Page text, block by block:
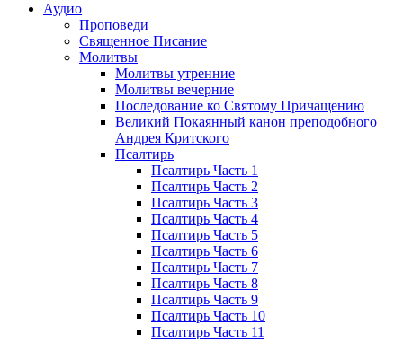
Аудио
Проповеди
Священное Писание
Молитвы
Молитвы утренние
Молитвы вечерние
Последование ко Святому Причащению
Великий Покаянный канон преподобного
Андрея Критского
Псалтирь
Псалтирь Часть 1
Псалтирь Часть 2
Псалтирь Часть 3
Псалтирь Часть 4
Псалтирь Часть 5
Псалтирь Часть 6
Псалтирь Часть 7
Псалтирь Часть 8
Псалтирь Часть 9
Псалтирь Часть 10
Псалтирь Часть 11